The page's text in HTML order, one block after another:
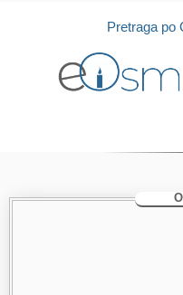
Isprobajte našuPretraga po